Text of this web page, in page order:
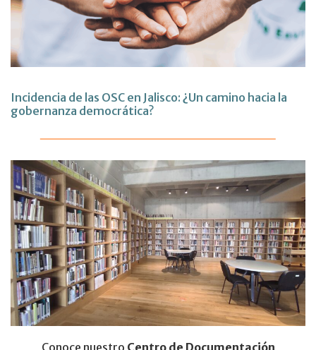
Incidencia de las OSC en Jalisco: ¿Un camino hacia la
gobernanza democrática?
Conoce nuestro Centro de Documentación